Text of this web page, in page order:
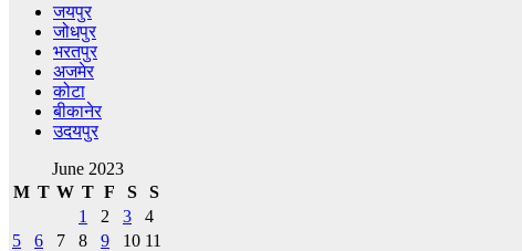
जयपुर
जोधपुर
भरतपुर
अजमेर
कोटा
बीकानेर
उदयपुर
June 2023
M T W T F S
S
1
2 3
4
5
6 7 8 9 10 11